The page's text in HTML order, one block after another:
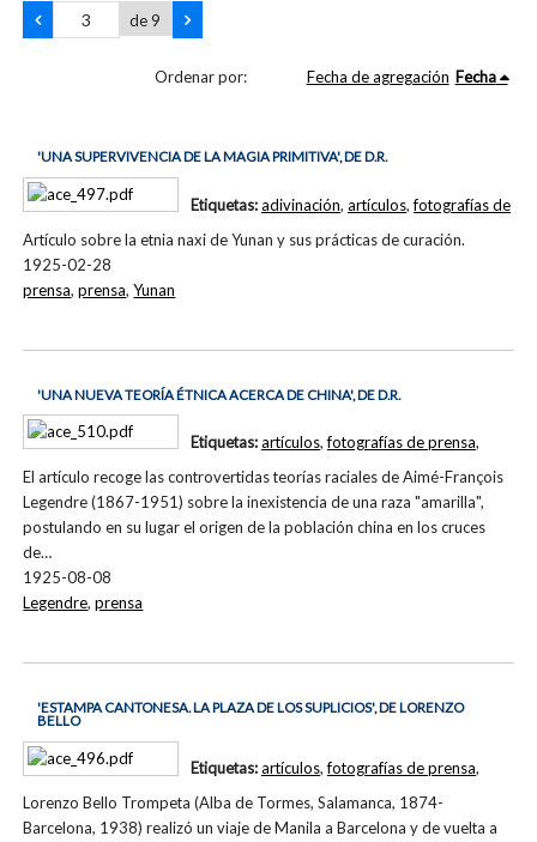
de 9
Ordenar por: Fecha de agregación Fecha
'UNA SUPERVIVENCIA DE LA MAGIA PRIMITIVA', DE D.R.
Artículo sobre la etnia naxi de Yunan y sus prácticas de curación.
1925-02-28
Etiquetas:adivinación, artículos,fotografías de
prensa,prensa,Yunan
'UNA NUEVA TEORÍA ÉTNICA ACERCA DE CHINA', DE D.R.
El artículo recoge las controvertidas teorías raciales de Aimé-François
Legendre (1867-1951) sobre la inexistencia de una raza "amarilla",
postulando en su lugar el origen de la población china en los cruces
de…
1925-08-08
Etiquetas:artículos,fotografías de prensa,
Legendre,prensa
'ESTAMPA CANTONESA. LA PLAZA DE LOS SUPLICIOS', DE LORENZO
BELLO
Lorenzo Bello Trompeta (Alba de Tormes, Salamanca, 1874-
Barcelona, 1938) realizó un viaje de Manila a Barcelona y de vuelta a
Etiquetas:artículos,fotografías de prensa,